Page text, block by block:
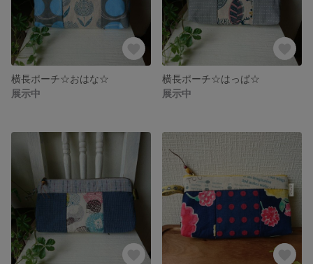
横長ポーチ☆おはな☆
展示中
横長ポーチ☆はっぱ☆
展示中